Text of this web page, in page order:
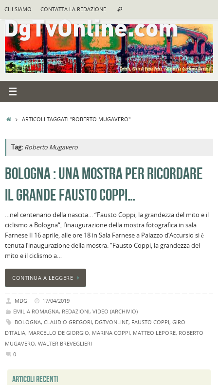
contenuto
CHI SIAMO CONTATTA LA REDAZIONE Cerca
HOMEARTICOLI TAGGATI "ROBERTO MUGAVERO"
Tag: Roberto Mugavero
BOLOGNA : UNA MOSTRA PER RICORDARE
IL GRANDE FAUSTO COPPI…
…nel centenario della nascita… “Fausto Coppi, la grandezza del mito e il
ciclismo a Bologna“, l’inaugurazione della mostra fotografica in sala
Farnese Il 16 aprile, alle ore 18 in Sala Farnese a Palazzo d’Accursio si è
tenuta l’inaugurazione della mostra: “Fausto Coppi, la grandezza del
mito e il ciclismo a…
CONTINUA A LEGGERE
MDG
17/04/2019
EMILIA ROMAGNA, REDAZIONI, VIDEO (ARCHIVIO)
BOLOGNA, CLAUDIO GREGORI, DGTVONLINE, FAUSTO COPPI, GIRO
D’ITALIA, MARCELLO DE GIORGIO, MARINA COPPI, MATTEO LEPORE, ROBERTO
MUGAVERO, WALTER BREVEGLIERI
0
ARTICOLI RECENTI